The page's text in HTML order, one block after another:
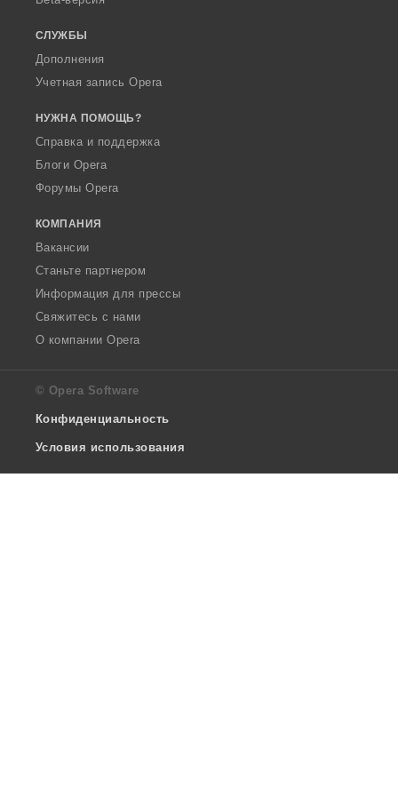
СЛУЖБЫ
Дополнения
Учетная запись Opera
НУЖНА ПОМОЩЬ?
Справка и поддержка
Блоги Opera
Форумы Opera
КОМПАНИЯ
Вакансии
Станьте партнером
Информация для прессы
Свяжитесь с нами
О компании Opera
© Opera Software
Конфиденциальность
Условия использования